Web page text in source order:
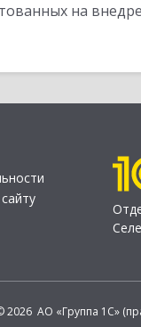
на
2026 АО «Группа 1С»